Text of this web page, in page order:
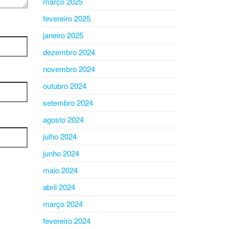
fevereiro 2025
janeiro 2025
dezembro 2024
novembro 2024
outubro 2024
setembro 2024
agosto 2024
julho 2024
junho 2024
maio 2024
abril 2024
março 2024
fevereiro 2024